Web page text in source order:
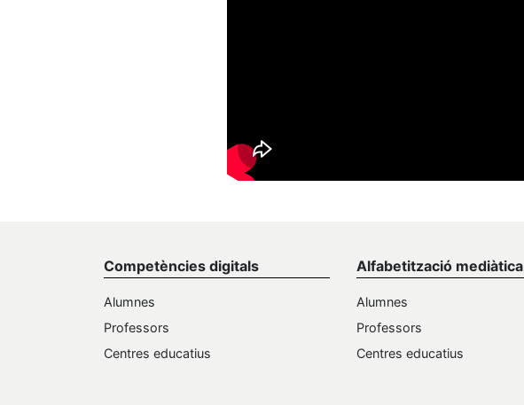
Competències digitals
Alumnes
Professors
Centres educatius
Alfabetització mediàtica
Alumnes
Professors
Centres educatius